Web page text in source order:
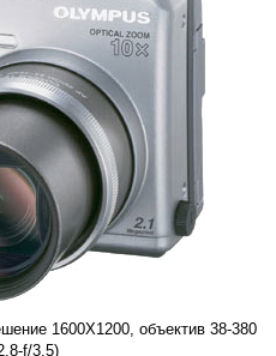
1600X1200, объектив 38-380
f/3,5)